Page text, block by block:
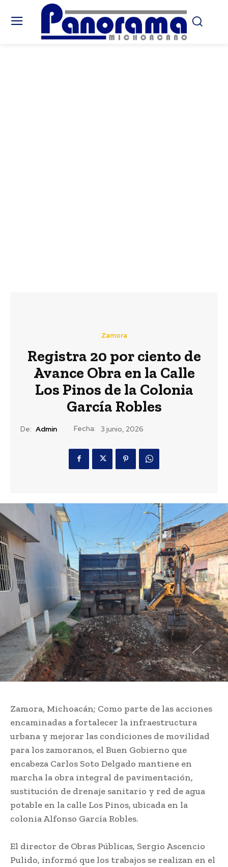
Zamora
Registra 20 por ciento de
Avance Obra en la Calle
Los Pinos de la Colonia
García Robles
De: Admin Fecha: 3 junio, 2026
Zamora, Michoacán; Como parte de las acciones
encaminadas a fortalecer la infraestructura
urbana y mejorar las condiciones de movilidad
para los zamoranos, el Buen Gobierno que
encabeza Carlos Soto Delgado mantiene en
marcha la obra integral de pavimentación,
sustitución de drenaje sanitario y red de agua
potable en la calle Los Pinos, ubicada en la
colonia Alfonso García Robles.
El director de Obras Públicas, Sergio Ascencio
Pulido, informó que los trabajos se realizan en el